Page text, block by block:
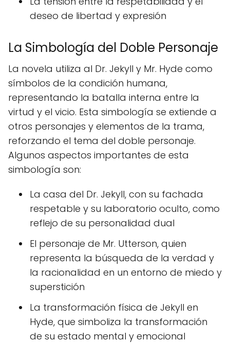
deseo de libertad y expresión
La Simbología del Doble Personaje
La novela utiliza al Dr. Jekyll y Mr. Hyde como
símbolos de la condición humana,
representando la batalla interna entre la
virtud y el vicio. Esta simbología se extiende a
otros personajes y elementos de la trama,
reforzando el tema del doble personaje.
Algunos aspectos importantes de esta
simbología son:
La casa del Dr. Jekyll, con su fachada
respetable y su laboratorio oculto, como
reflejo de su personalidad dual
El personaje de Mr. Utterson, quien
representa la búsqueda de la verdad y
la racionalidad en un entorno de miedo y
superstición
La transformación física de Jekyll en
Hyde, que simboliza la transformación
de su estado mental y emocional